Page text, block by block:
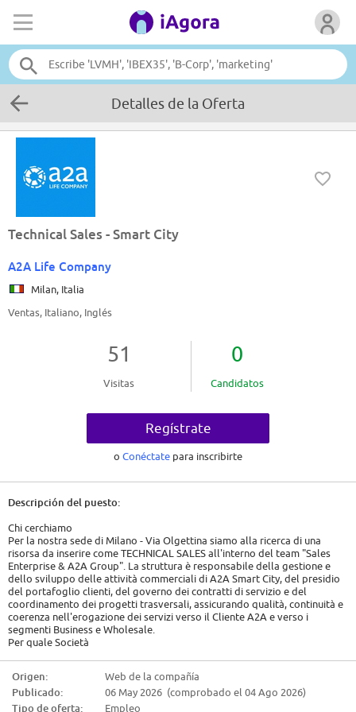
Detalles de la Oferta
Technical Sales - Smart City
A2A Life Company
Milan, Italia
Ventas, Italiano, Inglés
51
Visitas
0
Candidatos
Regístrate
o Conéctate para inscribirte
Descripción del puesto:
Chi cerchiamo
Per la nostra sede di Milano - Via Olgettina siamo alla ricerca di una
risorsa da inserire come TECHNICAL SALES all'interno del team "Sales
Enterprise & A2A Group". La struttura è responsabile della gestione e
dello sviluppo delle attività commerciali di A2A Smart City, del presidio
del portafoglio clienti, del governo dei contratti di servizio e del
coordinamento dei progetti trasversali, assicurando qualità, continuità e
coerenza nell'erogazione dei servizi verso il Cliente A2A e verso i
segmenti Business e Wholesale.
Per quale Società
nell'innovazione tecnologica. A2A Smart City progetta e gestisce servizi
nei settori delle telecomunicazioni, sicurezza e IoT, oltre a sviluppare
software che rispondano al meglio alle esigenze del cliente.
Origen:
Web de la compañía
Publicado:
06 May 2026 (comprobado el 04 Ago 2026)
Tipo de oferta:
Empleo